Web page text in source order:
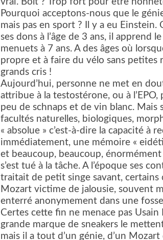
Pourquoi acceptons-nous que le
mais pas en sport ? Il y a eu
ses dons à l’âge de 3 ans, il apprend
menuets à 7 ans. A des âges où
propre et à faire du vélo sans petites
grands cris !
Aujourd’hui, personne ne met en
attribue à la testostérone, ou à
peu de schnaps et de vin blanc. Mais
facultés naturelles, biologiques,
« absolue » c’est-à-dire la capacité à
immédiatement, une mémoire «
et beaucoup, beaucoup,
s’est tué à la tâche. A l’époque ses
traitait de petit singe savant, certains
Mozart victime de jalousie, souvent
enterré anonymement dans une
Certes cette fin ne menace pas
grande marque de sneakers le
mais il a tout d’un génie, d’un